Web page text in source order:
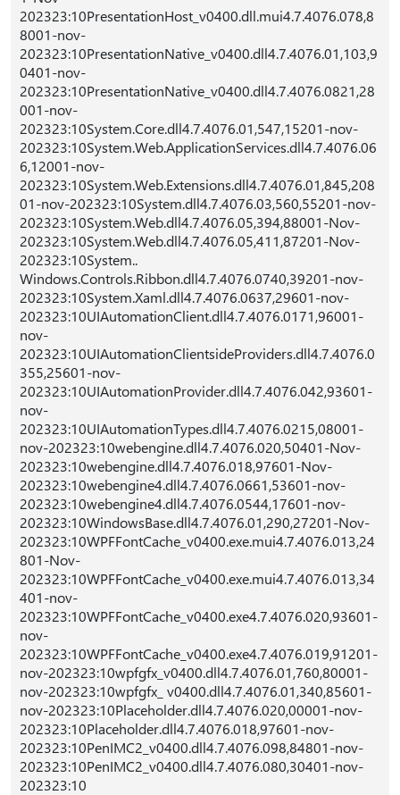
202323:10PresentationHost_v0400.dll.mui4.7.4076.078,8
8001-nov-
202323:10PresentationNative_v0400.dll4.7.4076.01,103,9
0401-nov-
202323:10PresentationNative_v0400.dll4.7.4076.0821,28
001-nov-
202323:10System.Core.dll4.7.4076.01,547,15201-nov-
202323:10System.Web.ApplicationServices.dll4.7.4076.06
6,12001-nov-
202323:10System.Web.Extensions.dll4.7.4076.01,845,208
01-nov-202323:10System.dll4.7.4076.03,560,55201-nov-
202323:10System.Web.dll4.7.4076.05,394,88001-Nov-
202323:10System.Web.dll4.7.4076.05,411,87201-Nov-
202323:10System..
Windows.Controls.Ribbon.dll4.7.4076.0740,39201-nov-
202323:10System.Xaml.dll4.7.4076.0637,29601-nov-
202323:10UIAutomationClient.dll4.7.4076.0171,96001-
nov-
202323:10UIAutomationClientsideProviders.dll4.7.4076.0
355,25601-nov-
202323:10UIAutomationProvider.dll4.7.4076.042,93601-
nov-
202323:10UIAutomationTypes.dll4.7.4076.0215,08001-
nov-202323:10webengine.dll4.7.4076.020,50401-Nov-
202323:10webengine.dll4.7.4076.018,97601-Nov-
202323:10webengine4.dll4.7.4076.0661,53601-nov-
202323:10webengine4.dll4.7.4076.0544,17601-nov-
202323:10WindowsBase.dll4.7.4076.01,290,27201-Nov-
202323:10WPFFontCache_v0400.exe.mui4.7.4076.013,24
801-Nov-
202323:10WPFFontCache_v0400.exe.mui4.7.4076.013,34
401-nov-
202323:10WPFFontCache_v0400.exe4.7.4076.020,93601-
nov-
202323:10WPFFontCache_v0400.exe4.7.4076.019,91201-
nov-202323:10wpfgfx_v0400.dll4.7.4076.01,760,80001-
nov-202323:10wpfgfx_ v0400.dll4.7.4076.01,340,85601-
nov-202323:10Placeholder.dll4.7.4076.020,00001-nov-
202323:10Placeholder.dll4.7.4076.018,97601-nov-
202323:10PenIMC2_v0400.dll4.7.4076.098,84801-nov-
202323:10PenIMC2_v0400.dll4.7.4076.080,30401-nov-
202323:10